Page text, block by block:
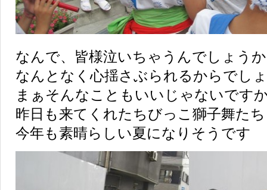
なんで、皆様泣いちゃうんでしょう
なんとなく心揺さぶられるからでし
まぁそんなこともいいじゃないです
昨日も来てくれたちびっこ獅子舞た
今年も素晴らしい夏になりそうです